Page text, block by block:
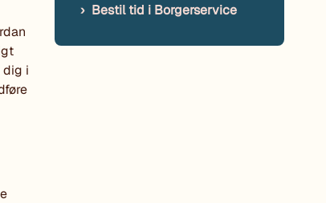
i
Bestil tid i Borgerservice